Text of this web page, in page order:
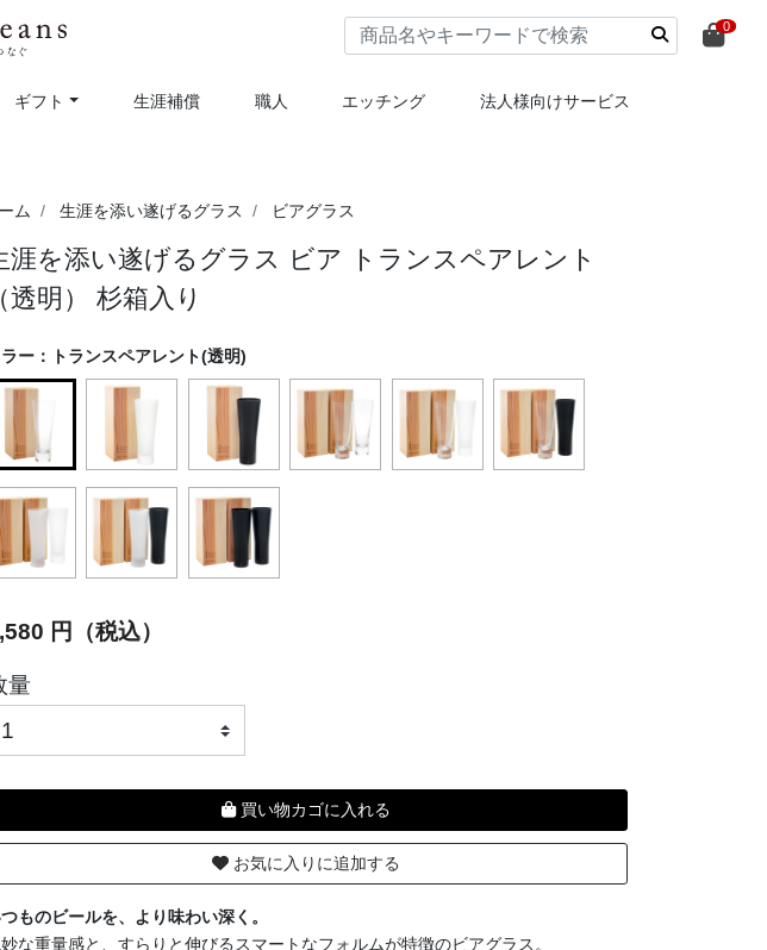
0
ギフト 生涯補償 職人 エッチング 法人様向けサービス
ム 生涯を添い遂げるグラス ビアグラス
涯を添い遂げるグラス ビア トランスペアレント
（透明） 杉箱入り
ものビールを、より味わい深く。
な重量感と、すらりと伸びるスマートなフォルムが特徴のビアグラス。
ー： トランスペアレント(透明)
selected
円（税込）
量
買い物カゴに入れる
お気に入りに追加する